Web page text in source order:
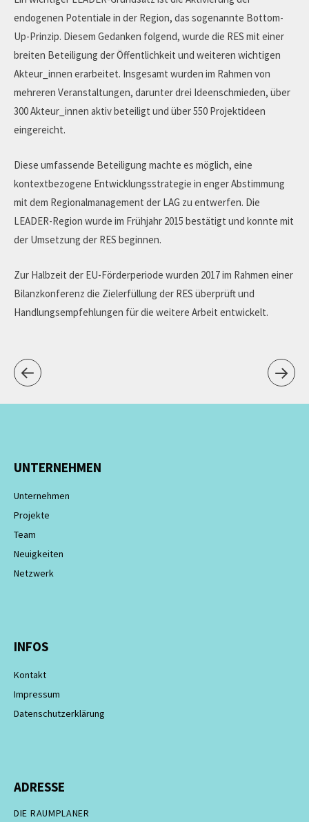
endogenen Potentiale in der Region, das sogenannte Bottom-
Up-Prinzip. Diesem Gedanken folgend, wurde die RES mit einer
breiten Beteiligung der Öffentlichkeit und weiteren wichtigen
Akteur_innen erarbeitet. Insgesamt wurden im Rahmen von
mehreren Veranstaltungen, darunter drei Ideenschmieden, über
300 Akteur_innen aktiv beteiligt und über 550 Projektideen
eingereicht.
Diese umfassende Beteiligung machte es möglich, eine
kontextbezogene Entwicklungsstrategie in enger Abstimmung
mit dem Regionalmanagement der LAG zu entwerfen. Die
LEADER-Region wurde im Frühjahr 2015 bestätigt und konnte mit
der Umsetzung der RES beginnen.
Zur Halbzeit der EU-Förderperiode wurden 2017 im Rahmen einer
Bilanzkonferenz die Zielerfüllung der RES überprüft und
Handlungsempfehlungen für die weitere Arbeit entwickelt.
UNTERNEHMEN
Unternehmen
Projekte
Team
Neuigkeiten
Netzwerk
INFOS
Kontakt
Impressum
Datenschutzerklärung
ADRESSE
DIE RAUMPLANER